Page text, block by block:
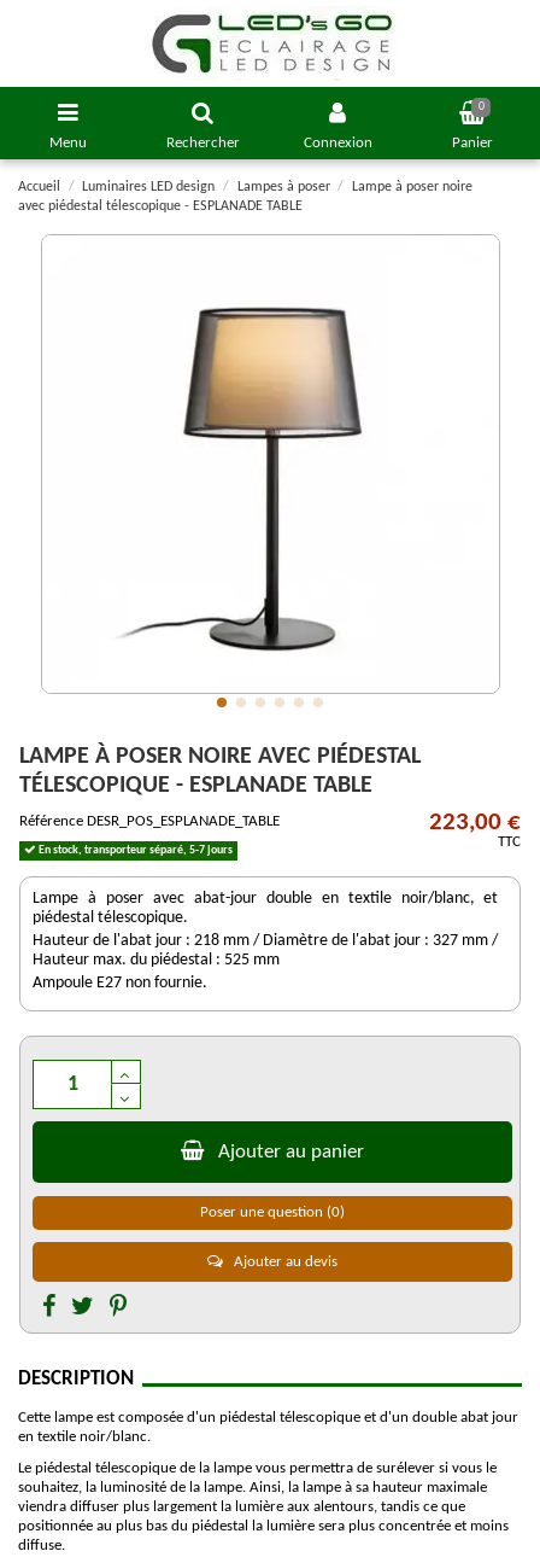
Menu Rechercher Connexion
0
Panier
Accueil Luminaires LED design Lampes à poser
Lampe à poser noire
avec piédestal télescopique - ESPLANADE TABLE
LAMPE À POSER NOIRE AVEC PIÉDESTAL
TÉLESCOPIQUE - ESPLANADE TABLE
Référence DESR_POS_ESPLANADE_TABLE
En stock, transporteur séparé, 5-7 jours
223,00 €
TTC
Lampe à poser avec abat-jour double en textile noir/blanc, et
piédestal télescopique.
Hauteur de l'abat jour : 218 mm / Diamètre de l'abat jour : 327 mm /
Hauteur max. du piédestal : 525 mm
Ampoule E27 non fournie.
Ajouter au panier
Poser une question (0)
Ajouter au devis
DESCRIPTION
Cette lampe est composée d'un piédestal télescopique et d'un double abat jour
en textile noir/blanc.
Le piédestal télescopique de la lampe vous permettra de surélever si vous le
souhaitez, la luminosité de la lampe. Ainsi, la lampe à sa hauteur maximale
viendra diffuser plus largement la lumière aux alentours, tandis ce que
positionnée au plus bas du piédestal la lumière sera plus concentrée et moins
diffuse.